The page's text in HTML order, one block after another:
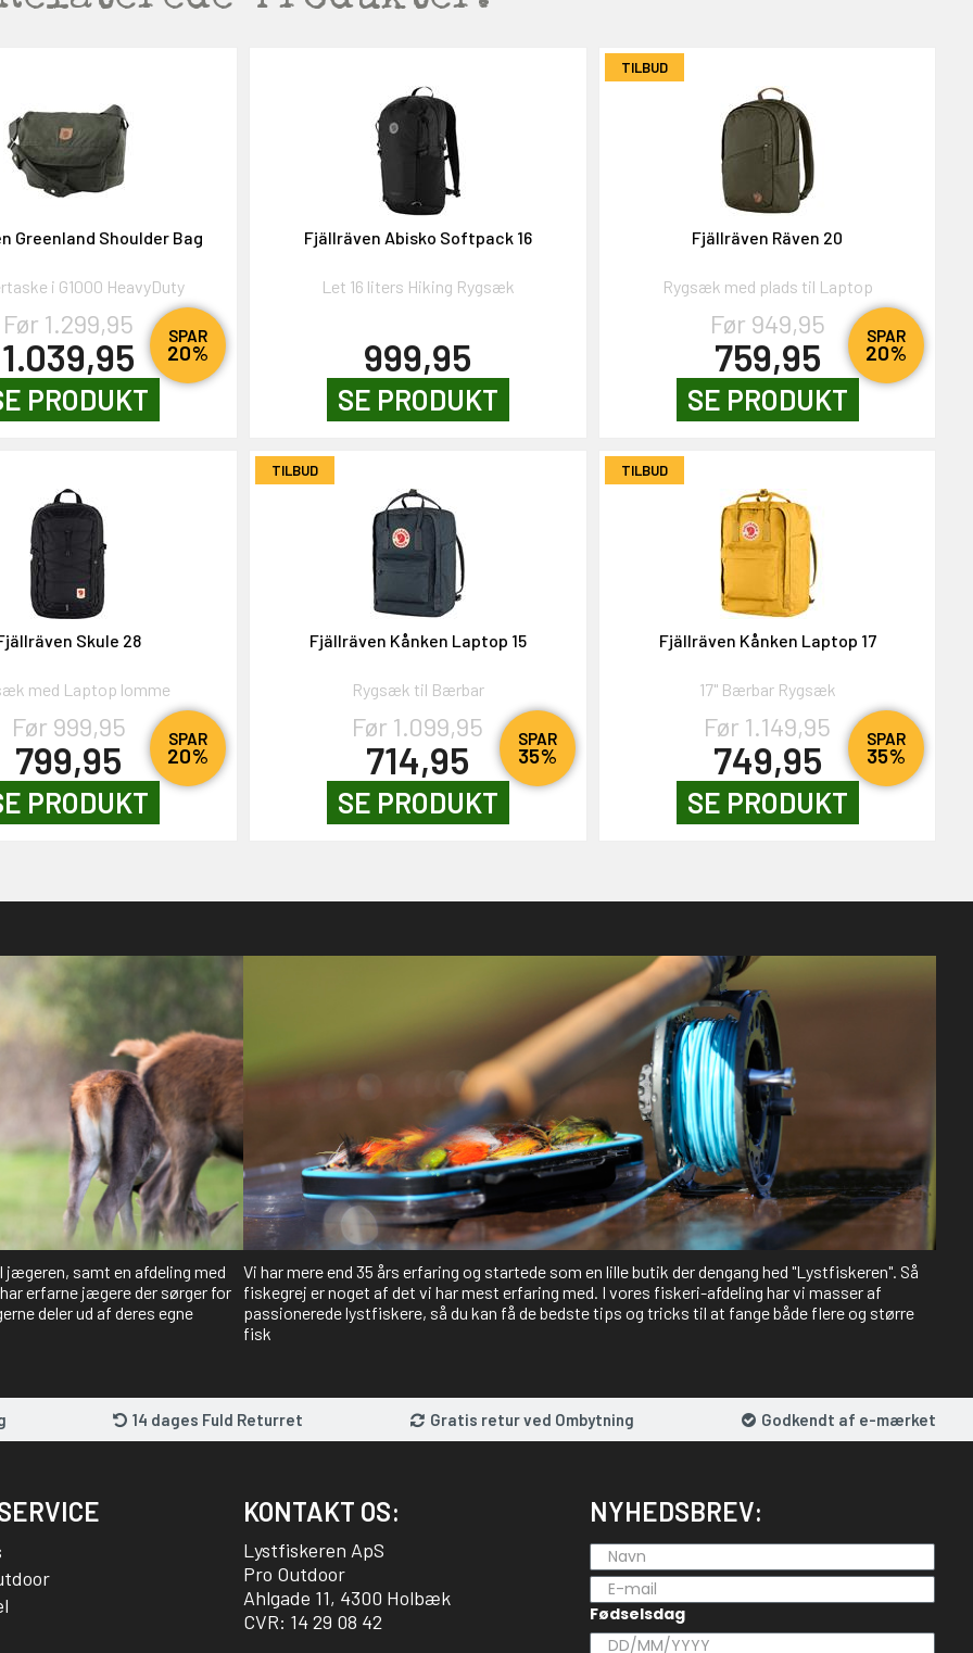
SPAR
20%
Greenland Shoulder Bag
i G1000 HeavyDuty
Før 1.299,95
1.039,95
PRODUKT
Fjällräven Abisko Softpack 16
Let 16 liters Hiking Rygsæk
999,95
SE PRODUKT
TILBUD
SPAR
20%
Fjällräven Räven 20
Rygsæk med plads til Laptop
Før 949,95
759,95
SE PRODUKT
SPAR
20%
Skule 28
med Laptop lomme
Før 999,95
799,95
PRODUKT
TILBUD
SPAR
35%
Fjällräven Kånken Laptop 15
Rygsæk til Bærbar
Før 1.099,95
714,95
SE PRODUKT
TILBUD
SPAR
35%
Fjällräven Kånken Laptop 17
17" Bærbar Rygsæk
Før 1.149,95
749,95
SE PRODUKT
samt en afdeling med
erfarne jægere der sørger for
deler ud af deres egne
Vi har mere end 35 års erfaring og startede som en lille butik der dengang hed "Lystfiskeren". Så
fiskegrej er noget af det vi har mest erfaring med. I vores fiskeri-afdeling har vi masser af
passionerede lystfiskere, så du kan få de bedste tips og tricks til at fange både flere og større
fisk
14 dages Fuld Returret Gratis retur ved Ombytning Godkendt af e-mærket
KONTAKT OS:
Lystfiskeren ApS
Pro Outdoor
Ahlgade 11, 4300 Holbæk
CVR: 14 29 08 42
NYHEDSBREV:
Fødselsdag